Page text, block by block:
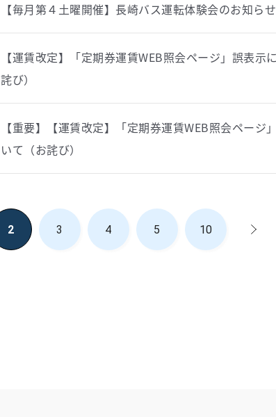
【毎月第４土曜開催】長崎バス運転体験会のお知らせ
【運賃改定】「定期券運賃WEB照会ページ」誤表示
詫び）
【重要】【運賃改定】「定期券運賃WEB照会ページ
いて（お詫び）
2 3 4 5 10 >